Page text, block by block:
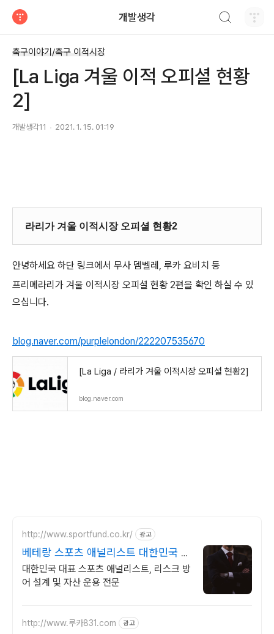
개발생각
축구이야기/축구 이적시장
[La Liga 겨울 이적 오피셜 현황
2]
개발생각11 2021. 1. 15. 01:19
라리가 겨울 이적시장 오피셜 현황2
안녕하세요 하단 링크에서 무사 뎀벨레, 루카 요비치 등
프리메라리가 겨울 이적시장 오피셜 현황 2편을 확인 하실 수 있
으십니다.
blog.naver.com/purplelondon/222207535670
[La Liga / 라리가 겨울 이적시장 오피셜 현황2]
blog.naver.com
http://www.sportfund.co.kr/ 광고
베테랑 스포츠 애널리스트 대한민국 1
순위 전력 분석가
대한민국 대표 스포츠 애널리스트, 리스크 방
어 설계 및 자산 운용 전문
http://www.루카831.com 광고